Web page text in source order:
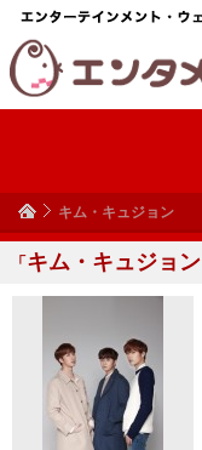
キム・キュジョン
「キム・キュジョン